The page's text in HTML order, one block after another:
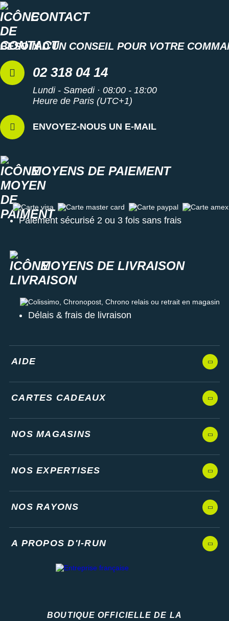
CONTACT
BESOIN D'UN CONSEIL POUR VOTRE
02 318 04 14
Lundi - Samedi · 08:00 - 18:00
Heure de Paris (UTC+1)
ENVOYEZ-NOUS UN E-MAIL
MOYENS DE PAIEMENT
Carte visa Carte master card Carte paypal Carte amex
Paiement sécurisé 2 ou 3 fois sans frais
MOYENS DE LIVRAISON
Colissimo, Chronopost, Chrono relais ou retrait en magasin
Délais & frais de livraison
AIDE
CARTES CADEAUX
NOS MAGASINS
NOS EXPERTISES
NOS RAYONS
A PROPOS D'I-RUN
BOUTIQUE OFFICIELLE DE LA